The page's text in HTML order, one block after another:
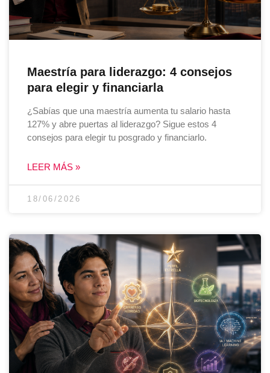
Maestría para liderazgo: 4 consejos
para elegir y financiarla
¿Sabías que una maestría aumenta tu salario hasta
127% y abre puertas al liderazgo? Sigue estos 4
consejos para elegir tu posgrado y financiarlo.
LEER MÁS »
18/06/2026